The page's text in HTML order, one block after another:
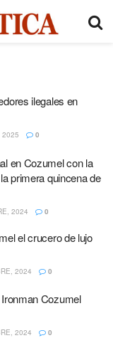
ilegales en
2025 0
en Cozumel con la
primera quincena de
2024 0
el crucero de lujo
2024 0
Cozumel
2024 0